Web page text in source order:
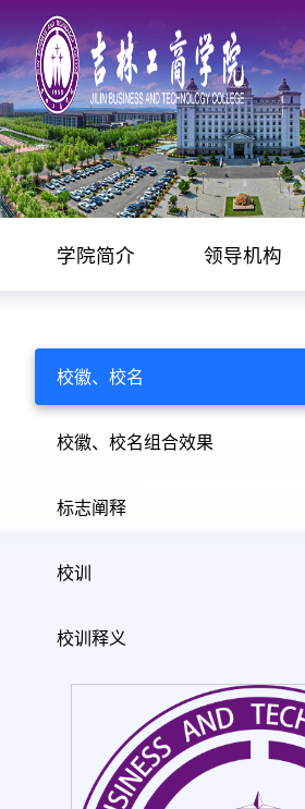
学院简介 领导机构
校徽、校名
校徽、校名组合效果
标志阐释
校训
校训释义